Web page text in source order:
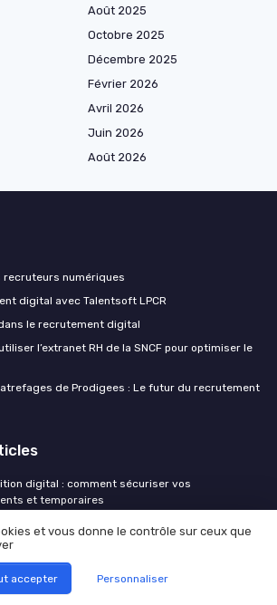
Août 2025
Octobre 2025
Décembre 2025
Février 2026
Avril 2026
Juin 2026
Août 2026
recruteurs numériques
digital avec Talentsoft LPCR
le recrutement digital
l’extranet RH de la SNCF pour optimiser le
de Prodigees : Le futur du recrutement
digital : comment sécuriser vos
et temporaires
pour votre recrutement
: les gains mesurés, les angles morts ignorés et
qui fâche
et vous donne le contrôle sur ceux que
accepter Personnaliser